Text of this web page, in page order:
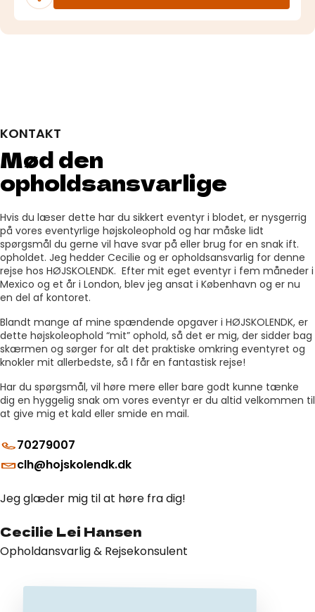
KONTAKT
Mød den
opholdsansvarlige
Hvis du læser dette har du sikkert eventyr i blodet, er nysgerrig
på vores eventyrlige højskoleophold og har måske lidt
spørgsmål du gerne vil have svar på eller brug for en snak ift.
opholdet. Jeg hedder Cecilie og er opholdsansvarlig for denne
rejse hos HØJSKOLENDK. Efter mit eget eventyr i fem måneder i
Mexico og et år i London, blev jeg ansat i København og er nu
en del af kontoret.
Blandt mange af mine spændende opgaver i HØJSKOLENDK, er
dette højskoleophold “mit” ophold, så det er mig, der sidder bag
skærmen og sørger for alt det praktiske omkring eventyret og
knokler mit allerbedste, så I får en fantastisk rejse!
Har du spørgsmål, vil høre mere eller bare godt kunne tænke
dig en hyggelig snak om vores eventyr er du altid velkommen til
at give mig et kald eller smide en mail.
70279007
clh@hojskolendk.dk
Jeg glæder mig til at høre fra dig!
Cecilie Lei Hansen
Opholdansvarlig & Rejsekonsulent